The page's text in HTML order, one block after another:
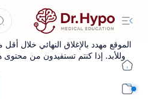
الموقع مهدد بالإغلاق النهائي خلال
وللأبد. إذا كنتم تستفيدون من